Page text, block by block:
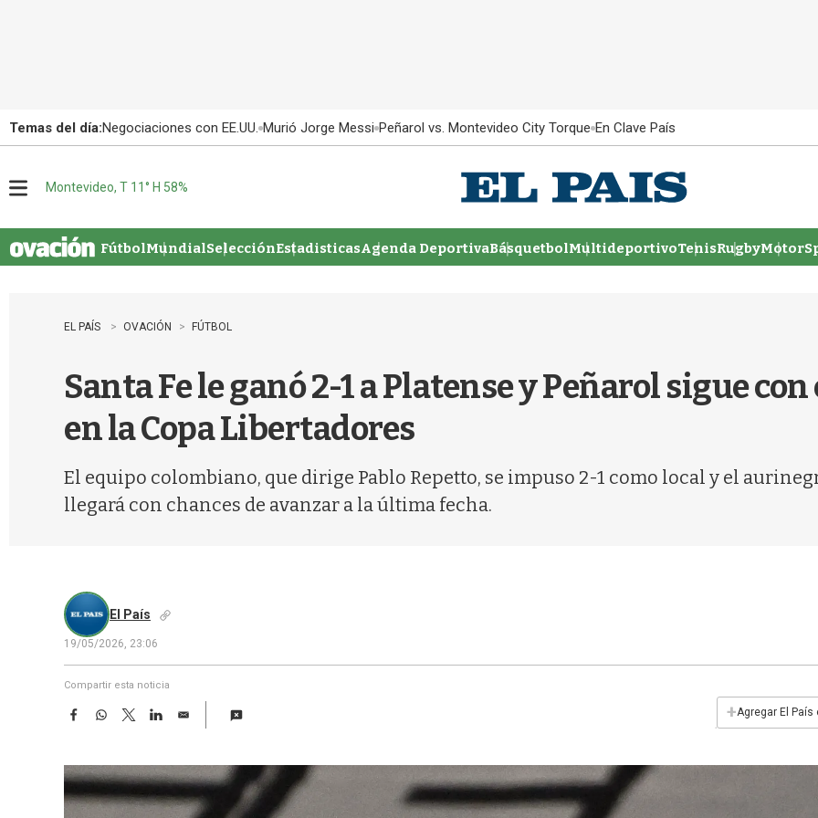
Temas del día:Negociaciones con EE.UU. Murió Jorge Messi Peñarol vs. Montevideo City Torque En Clave País
u
Montevideo, T 11° H 58%
FútbolMundialSelecciónEstadisticasAgenda DeportivaBásquetbolMultideportivoTenisRugby
EL PAÍS OVACIÓN FÚTBOL
Santa Fe le ganó 2-1 a Platense y Peñarol sigue
en la Copa Libertadores
El equipo colombiano, que dirige Pablo Repetto, se impuso 2-1 como local y el
llegará con chances de avanzar a la última fecha.
El País
19/05/2026, 23:06
Compartir esta noticia
F
e
b
o
W
t
s
A
T
w
t
t
e
L
k
e
d
E
i
l
+Agregar El País